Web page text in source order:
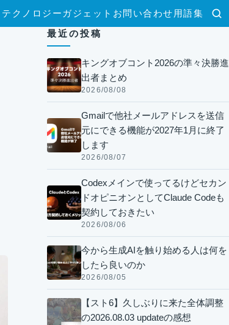
検索
テクノロジー ガジェット お問い合わせ 用語集
最近の投稿
キングオブコント2026の準々決勝進
出者まとめ
2026/08/08
Gmailで他社メールアドレスを送信
元にできる機能が2027年1月に終了
します
2026/08/07
Codexメインで使ってるけどセカン
ドオピニオンとしてClaude Codeも
契約しておきたい
2026/08/06
今から生成AIを触り始める人は何を
したら良いのか
2026/08/05
【スト6】久しぶりに来た全体調整
の2026.08.03 updateの感想